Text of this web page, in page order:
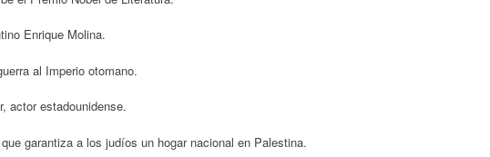
Enrique Molina.
al Imperio otomano.
actor estadounidense.
garantiza a los judíos un hogar nacional en Palestina.